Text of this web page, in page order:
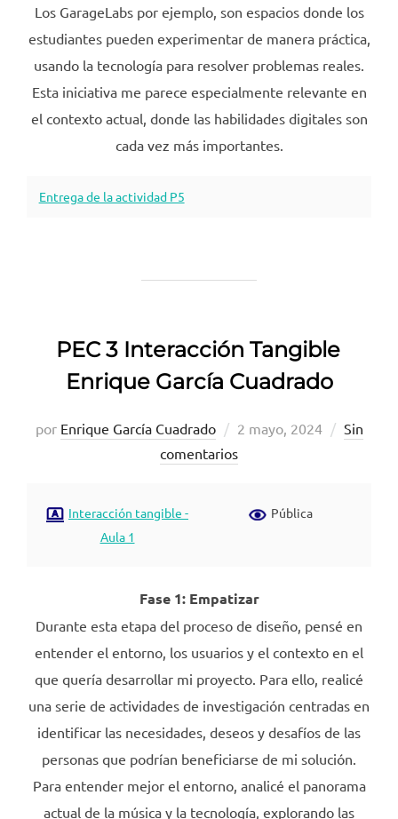
Los GarageLabs por ejemplo, son espacios donde los
estudiantes pueden experimentar de manera práctica,
usando la tecnología para resolver problemas reales.
Esta iniciativa me parece especialmente relevante en
el contexto actual, donde las habilidades digitales son
cada vez más importantes.
Entrega de la actividad P5
PEC 3 Interacción Tangible
Enrique García Cuadrado
por Enrique García Cuadrado
Publicado
el
2 mayo, 2024
Sin
comentarios
Interacción tangible -
Aula 1
Pública
Fase 1: Empatizar
Durante esta etapa del proceso de diseño, pensé en
entender el entorno, los usuarios y el contexto en el
que quería desarrollar mi proyecto. Para ello, realicé
una serie de actividades de investigación centradas en
identificar las necesidades, deseos y desafíos de las
personas que podrían beneficiarse de mi solución.
Para entender mejor el entorno, analicé el panorama
actual de la música y la tecnología, explorando las